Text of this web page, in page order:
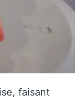
faisant